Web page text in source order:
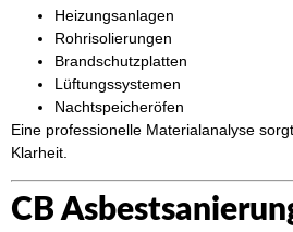
Heizungsanlagen
Rohrisolierungen
Brandschutzplatten
Lüftungssystemen
Nachtspeicheröfen
Eine professionelle Materialanalyse
Klarheit.
CB